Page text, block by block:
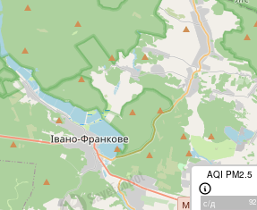
AQI PM2.5
с/д 92